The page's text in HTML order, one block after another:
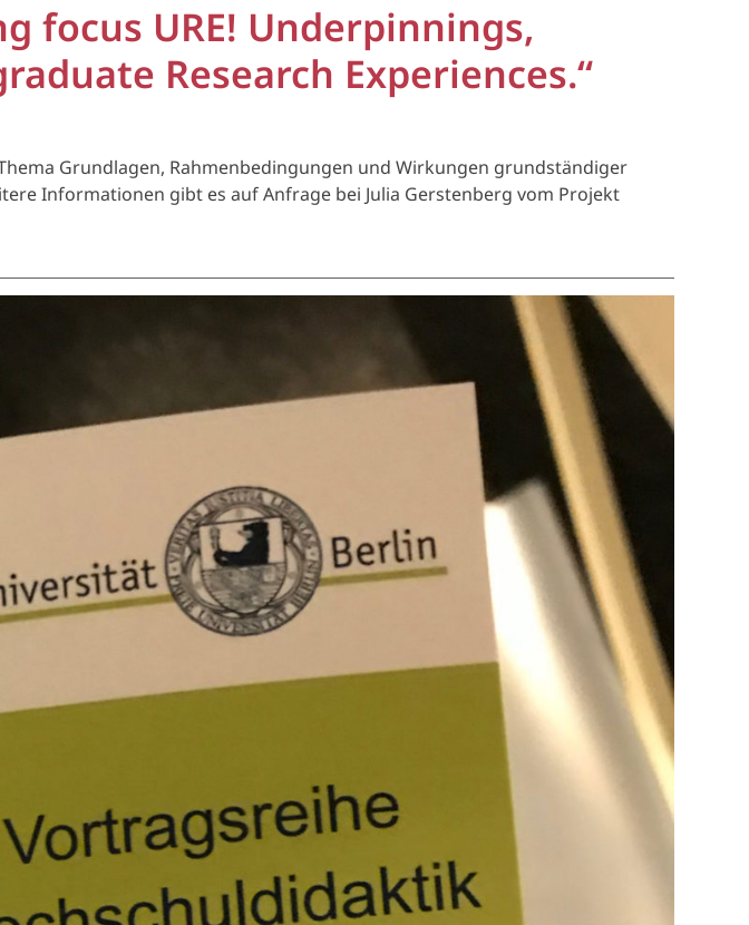
focus URE! Underpinnings,
Research Experiences.“
Grundlagen, Rahmenbedingungen und Wirkungen grundständiger
Informationen gibt es auf Anfrage bei Julia Gerstenberg vom Projekt